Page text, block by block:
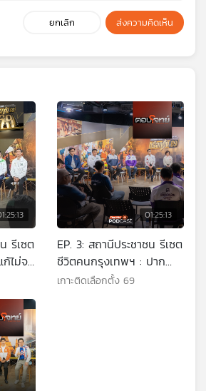
ยกเลิก ส่งความคิดเห็น
รีเซต
ไม่จบ
01:25:13
EP. 3: สถานีประชาชน รีเซต
ชีวิตคนกรุงเทพฯ : ปาก
ท้อง - คนเมือง อดหรืออิ่ม
เกาะติดเลือกตั้ง 69